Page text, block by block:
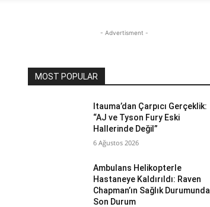
- Advertisment -
MOST POPULAR
Itauma’dan Çarpıcı Gerçeklik:
“AJ ve Tyson Fury Eski
Hallerinde Değil”
6 Ağustos 2026
Ambulans Helikopterle
Hastaneye Kaldırıldı: Raven
Chapman’ın Sağlık Durumunda
Son Durum